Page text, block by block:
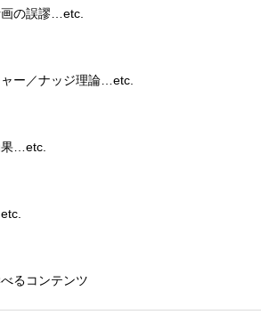
の誤謬…etc.
ー／ナッジ理論…etc.
…etc.
るコンテンツ